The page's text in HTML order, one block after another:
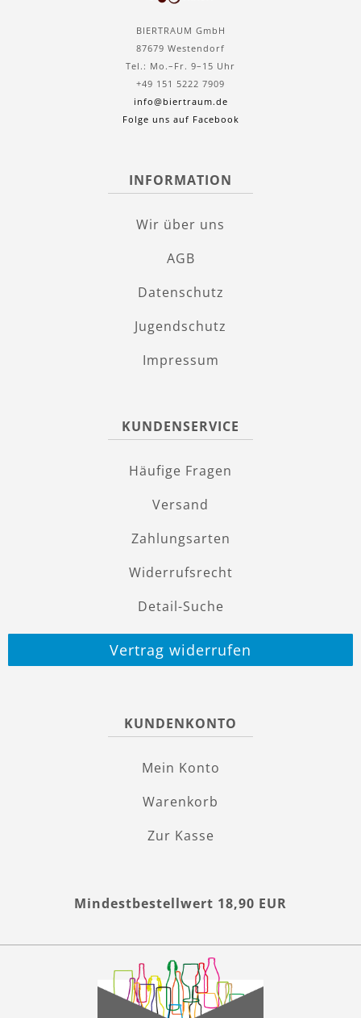
BIERTRAUM GmbH
87679 Westendorf
Tel.: Mo.–Fr. 9–15 Uhr
+49 151 5222 7909
info@biertraum.de
Folge uns auf Facebook
INFORMATION
Wir über uns
AGB
Datenschutz
Jugendschutz
Impressum
KUNDENSERVICE
Häufige Fragen
Versand
Zahlungsarten
Widerrufsrecht
Detail-Suche
Vertrag widerrufen
KUNDENKONTO
Mein Konto
Warenkorb
Zur Kasse
Mindestbestellwert 18,90 EUR